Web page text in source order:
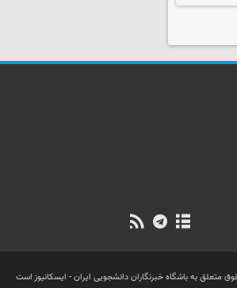
متعلق به باشگاه خبرنگاران دانشجویی ایران - ایسکانیوز است